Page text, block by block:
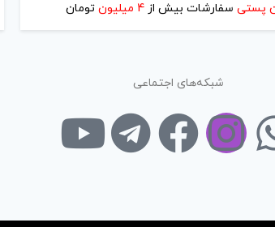
پستی سفارشات بیش از 4 میلیون تومان
شبکه‌های اجتماعی